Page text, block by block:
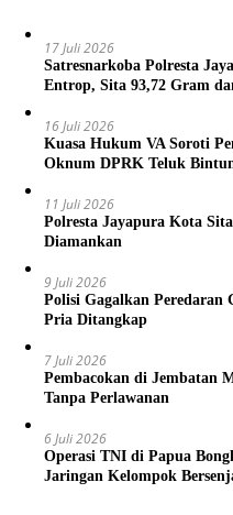
17 Juli 2026
Satresnarkoba Polresta
Entrop, Sita 93,72 Gram
16 Juli 2026
Kuasa Hukum VA Soroti
Oknum DPRK Teluk
11 Juli 2026
Polresta Jayapura Kota
Diamankan
9 Juli 2026
Polisi Gagalkan Peredaran
Pria Ditangkap
7 Juli 2026
Pembacokan di Jembatan
Tanpa Perlawanan
6 Juli 2026
Operasi TNI di Papua
Jaringan Kelompok